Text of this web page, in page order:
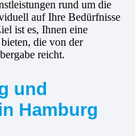
rund um die
auf Ihre Bedürfnisse
ist es, Ihnen eine
die von der
reicht.
und
Hamburg